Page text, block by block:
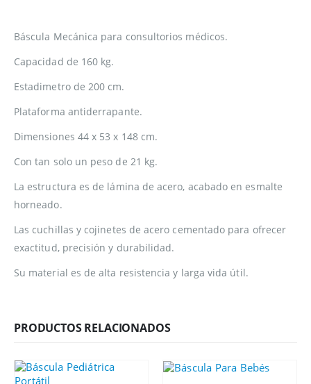
Báscula Mecánica para consultorios médicos.
Capacidad de 160 kg.
Estadimetro de 200 cm.
Plataforma antiderrapante.
Dimensiones 44 x 53 x 148 cm.
Con tan solo un peso de 21 kg.
La estructura es de lámina de acero, acabado en esmalte
horneado.
Las cuchillas y cojinetes de acero cementado para ofrecer
exactitud, precisión y durabilidad.
Su material es de alta resistencia y larga vida útil.
PRODUCTOS RELACIONADOS